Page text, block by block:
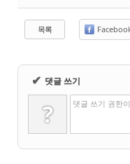
목록
✔ 댓글 쓰기
? 댓글 쓰기 권한